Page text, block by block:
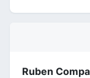
Ruben